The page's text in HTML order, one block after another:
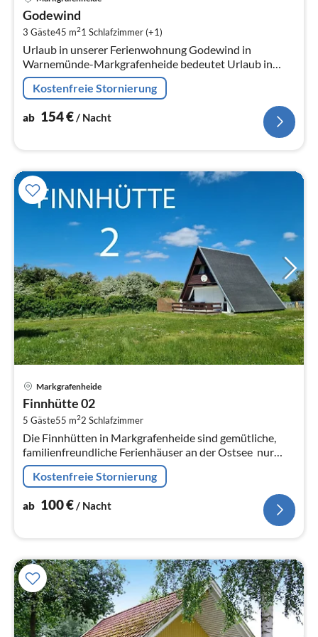
Godewind
3 Gäste45 m21 Schlafzimmer (+1)
Urlaub in unserer Ferienwohnung Godewind in
Warnemünde-Markgrafenheide bedeutet Urlaub in
einem der bekanntesten und beliebtesten Ostseebäder
der gesamten Bundesrepublik.
Kostenfreie Stornierung
ab 154€ / Nacht
Markgrafenheide
Finnhütte 02
5 Gäste55 m22 Schlafzimmer
Die Finnhütten in Markgrafenheide sind gemütliche,
familienfreundliche Ferienhäuser an der Ostsee  nur
wenige Meter hinter den Dünen und nur 2 Gehminuten
vom feinsandigen Strand...
Kostenfreie Stornierung
ab 100€/ Nacht